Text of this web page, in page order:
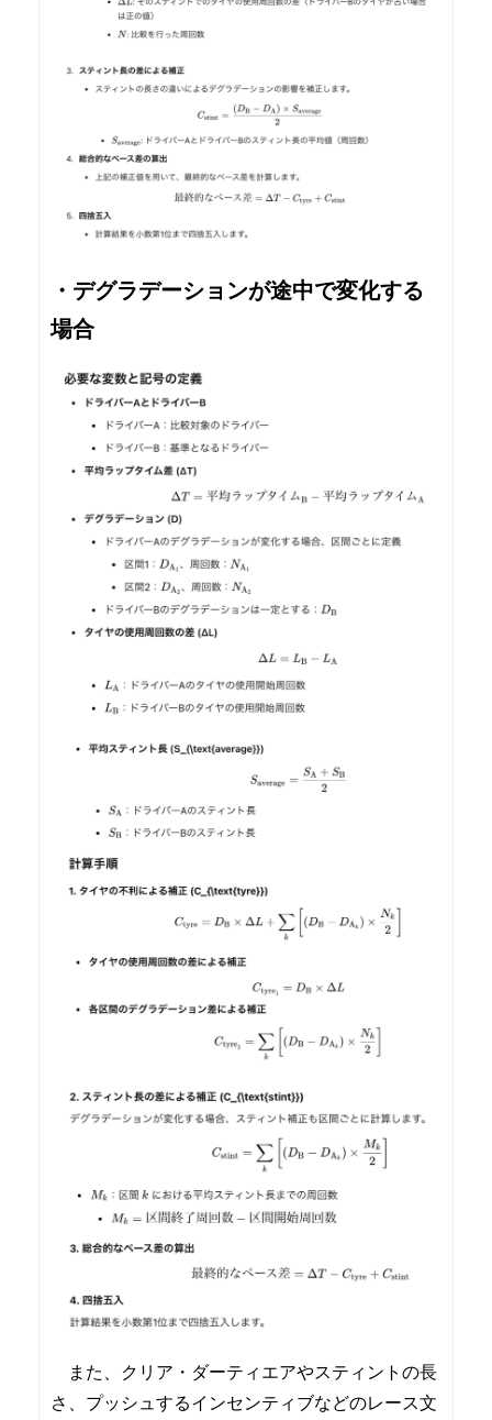
・デグラデーションが途中で変化する
場合
また、クリア・ダーティエアやスティントの長
さ、プッシュするインセンティブなどのレース文